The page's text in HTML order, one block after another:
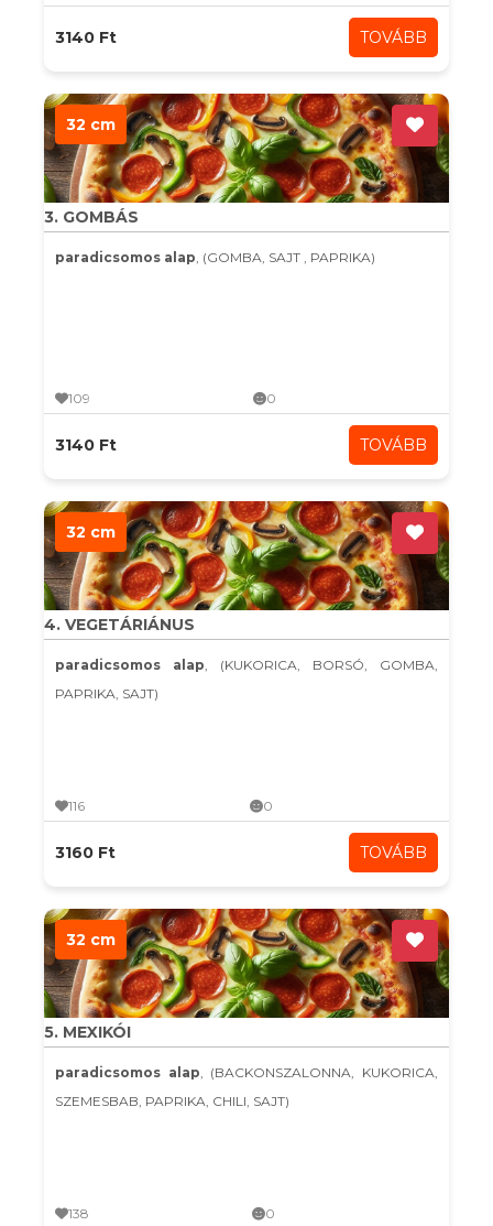
3140 Ft TOVÁBB
32 cm
3. GOMBÁS
paradicsomos alap, (GOMBA, SAJT , PAPRIKA)
109 0
3140 Ft TOVÁBB
32 cm
4. VEGETÁRIÁNUS
paradicsomos alap, (KUKORICA, BORSÓ, GOMBA,
PAPRIKA, SAJT)
116 0
3160 Ft TOVÁBB
32 cm
5. MEXIKÓI
paradicsomos alap, (BACKONSZALONNA, KUKORICA,
SZEMESBAB, PAPRIKA, CHILI, SAJT)
138 0